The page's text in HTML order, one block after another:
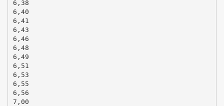
6,38
6,40
6,41
6,43
6,46
6,48
6,49
6,51
6,53
6,55
6,56
7,00